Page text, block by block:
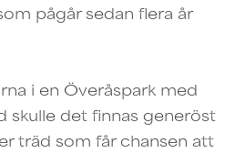
pågår sedan flera år
i en Överåspark med
skulle det finnas generöst
träd som får chansen att